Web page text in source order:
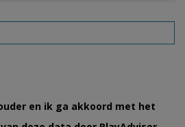
en ik ga akkoord met het